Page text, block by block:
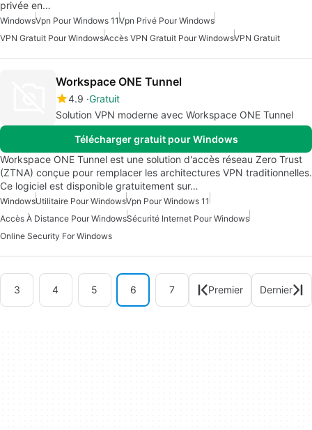
privée en…
WindowsVpn Pour Windows 11Vpn Privé Pour Windows
VPN Gratuit Pour WindowsAccès VPN Gratuit Pour WindowsVPN Gratuit
Workspace ONE Tunnel
4.9 Gratuit
Solution VPN moderne avec Workspace ONE Tunnel
Télécharger gratuit pour Windows
Workspace ONE Tunnel est une solution d'accès réseau Zero Trust
(ZTNA) conçue pour remplacer les architectures VPN traditionnelles.
Ce logiciel est disponible gratuitement sur…
WindowsUtilitaire Pour WindowsVpn Pour Windows 11
Accès À Distance Pour WindowsSécurité Internet Pour Windows
Online Security For Windows
3 4 5 6 7 Premier Dernier